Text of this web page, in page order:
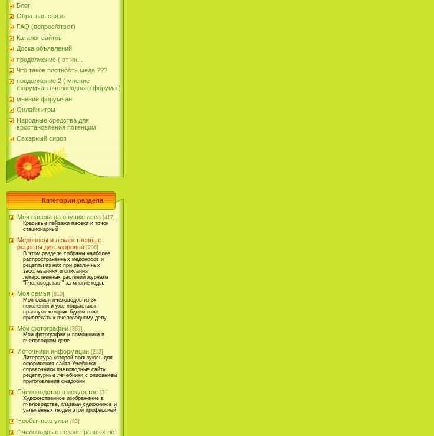
Блог
Обратная связь
FAQ (вопрос/ответ)
Каталог сайтов
Доска объявлений
продолжение ( от ин...
Что такое плотность мёда ???
продолжение 2 ( мнение
форумчан пчеловодного форума )
мнение форумчан
Онлайн игры
Народные средства для
врсстановления потенцим
Сахарный сироп
Категории раздела
Моя пасека на опушке леса [417]
Красивые пейзажи пасеки и точок
стационарный
Медоносы и лекарственные
рецепты для здоровья [206]
В этом разделе собраны наиболее
распространённых медоносов и
рецепты из них при различных
заболеваниях и описания
лекарственных растений журнала
"Пчеловодстао " за многие годы.
Моя семья [810]
Моя семья пчеловодов из 3х
поколений и уже подрастают
правнуки которых будем тоже
привлекать к пчеловодному делу.
Мои фотографии [387]
Мои фотографии и помошники в
пчеловодном деле
Источники информации [213]
Литература которой пользуюсь для
оформления сайта Учебники
справочники пчеловодные сайты
рецептурные лечебники с описанием
приготовления снадобий
Пчеловодство в искусстве [31]
Художественное изображение в
пчеловодстве, глазами художников и
увлечённых людей этой профессией
Необычные ульи [83]
Пчеловодные сезоны разных лет